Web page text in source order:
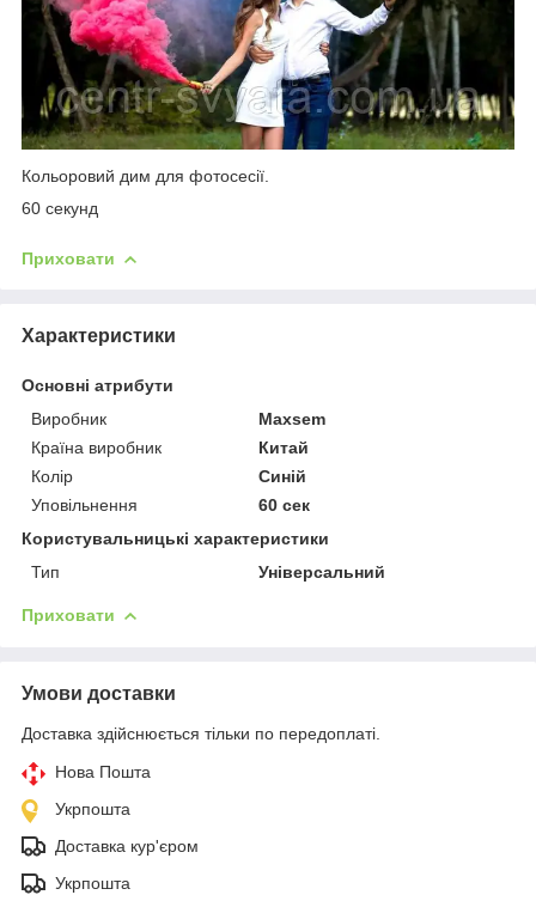
Кольоровий дим для фотосесії.
60 секунд
Приховати
Характеристики
Основні атрибути
Виробник
Maxsem
Країна виробник
Китай
Колір
Синій
Уповільнення
60 сек
Користувальницькі характеристики
Тип
Універсальний
Приховати
Умови доставки
Доставка здійснюється тільки по передоплаті.
Нова Пошта
Укрпошта
Доставка кур'єром
Укрпошта